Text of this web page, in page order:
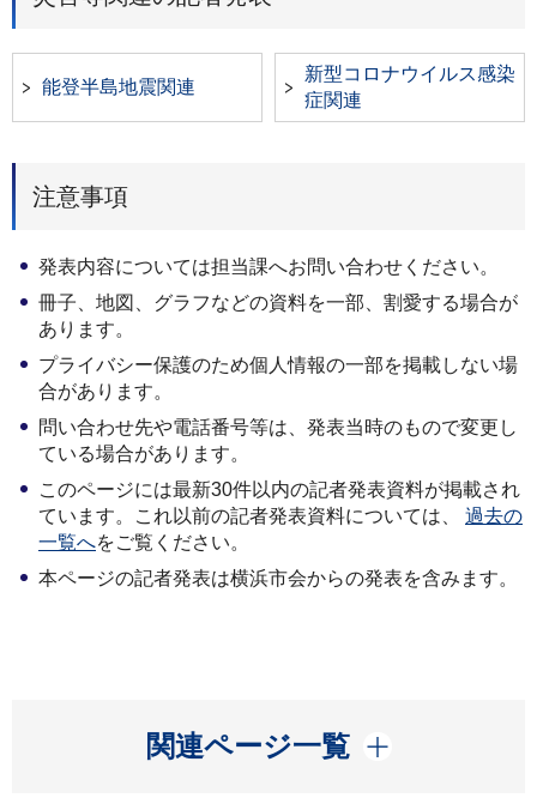
能登半島地震関連
新型コロナウイルス感染
症関連
注意事項
発表内容については担当課へお問い合わせください。
冊子、地図、グラフなどの資料を一部、割愛する場合が
あります。
プライバシー保護のため個人情報の一部を掲載しない場
合があります。
問い合わせ先や電話番号等は、発表当時のもので変更し
ている場合があります。
このページには最新30件以内の記者発表資料が掲載され
ています。これ以前の記者発表資料については、 過去の
一覧へをご覧ください。
本ページの記者発表は横浜市会からの発表を含みます。
関連ページ一覧
開く